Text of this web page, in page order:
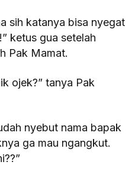
sih katanya bisa nyegat
ketus gua setelah
Pak Mamat.
ojek?” tanya Pak
nyebut nama bapak
ga mau ngangkut.